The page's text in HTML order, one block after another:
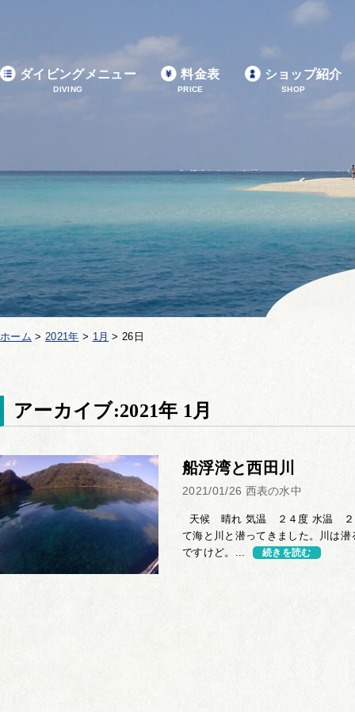
ダイビングメニュー
DIVING
料金表
PRICE
ショップ紹介
SHOP
ホーム > 2021年 > 1月 >26日
アーカイブ:2021年 1月
船浮湾と西田川
2021/01/26 西表の水中
天候 晴れ 気温 ２４度 水温 ２
て海と川と潜ってきました。川は
ですけど。...
続きを読む